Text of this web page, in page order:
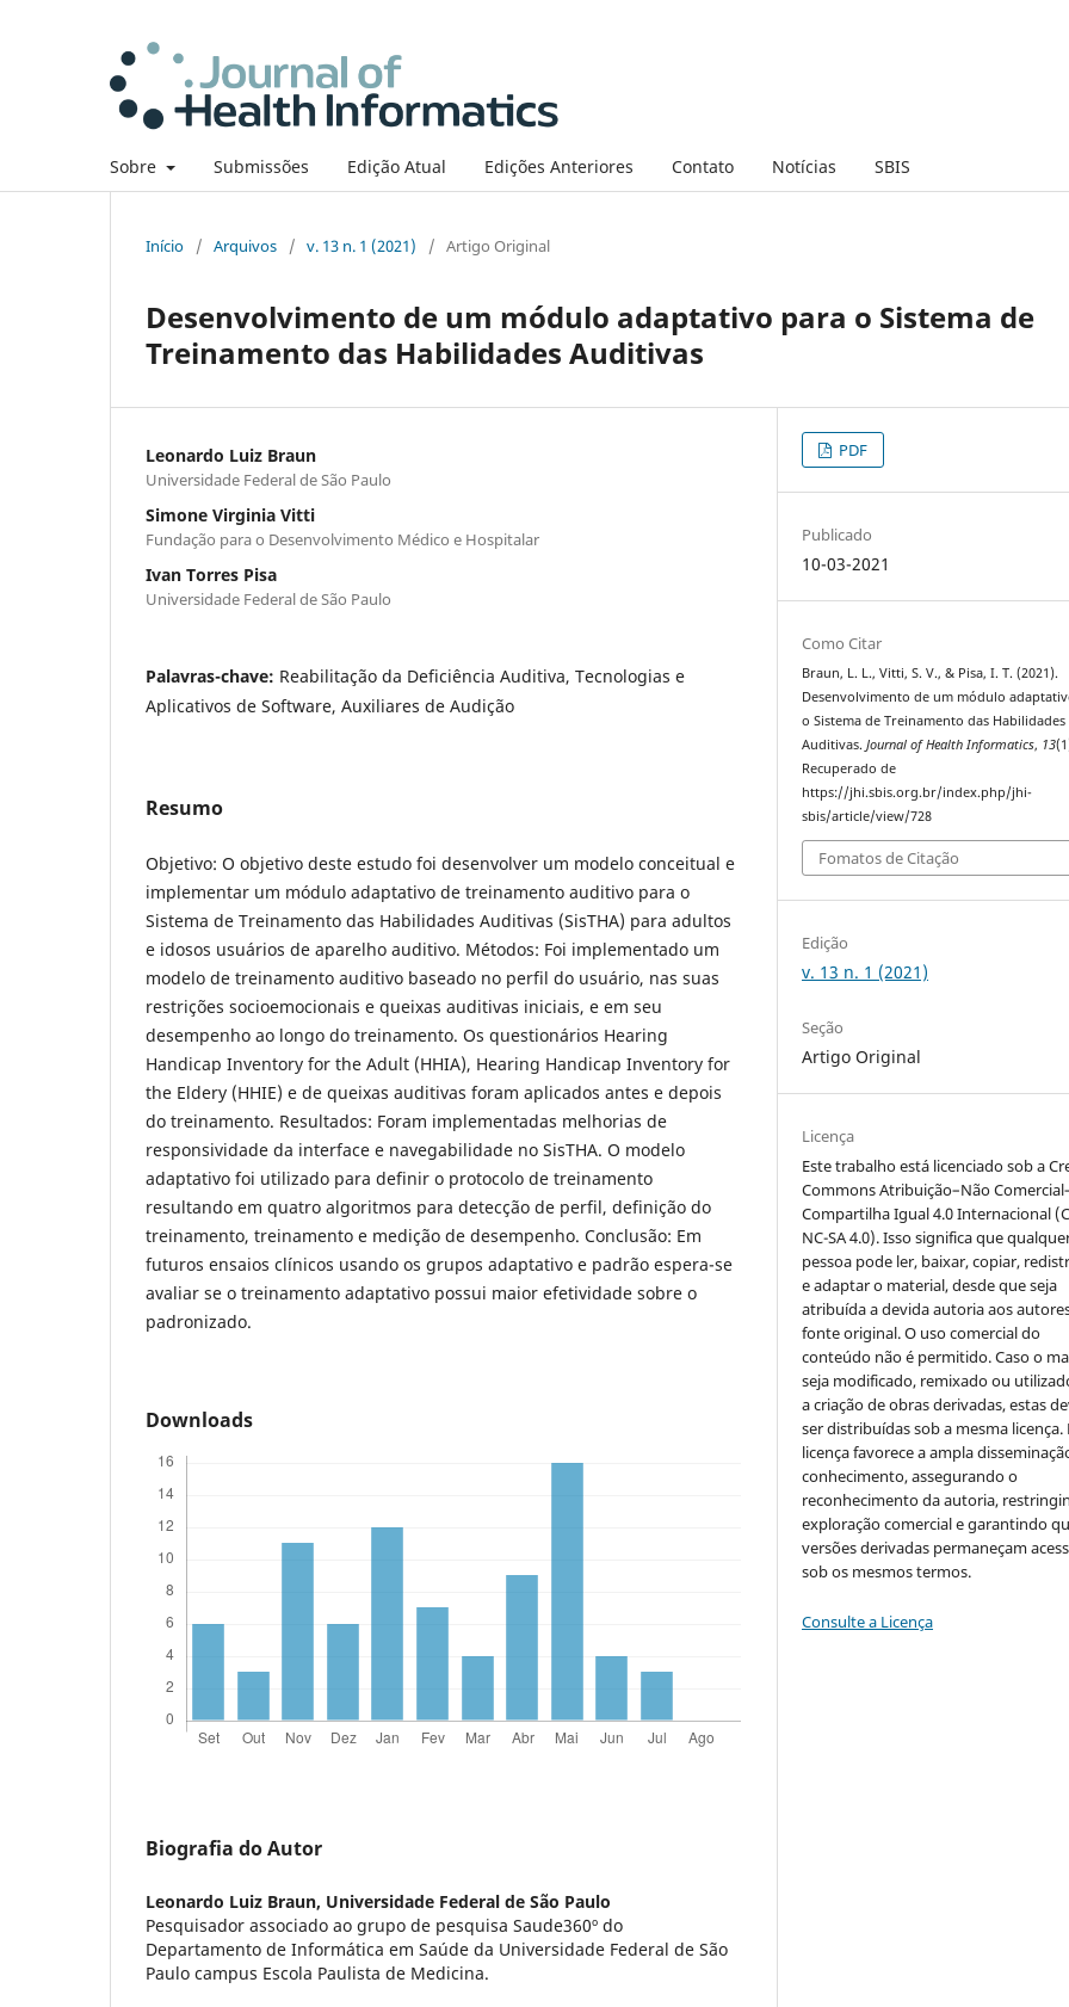
Sobre Submissões Edição Atual Edições Anteriores Contato Notícias SBIS
Início / Arquivos / v. 13 n. 1 (2021) / Artigo Original
Desenvolvimento de um módulo adaptativo para o Sistema de
Treinamento das Habilidades Auditivas
Leonardo Luiz Braun
Universidade Federal de São Paulo
Simone Virginia Vitti
Fundação para o Desenvolvimento Médico e Hospitalar
Ivan Torres Pisa
Universidade Federal de São Paulo
Palavras-chave: Reabilitação da Deficiência Auditiva, Tecnologias e
Aplicativos de Software, Auxiliares de Audição
Resumo
Objetivo: O objetivo deste estudo foi desenvolver um modelo conceitual e
implementar um módulo adaptativo de treinamento auditivo para o
Sistema de Treinamento das Habilidades Auditivas (SisTHA) para adultos
e idosos usuários de aparelho auditivo. Métodos: Foi implementado um
modelo de treinamento auditivo baseado no perfil do usuário, nas suas
restrições socioemocionais e queixas auditivas iniciais, e em seu
desempenho ao longo do treinamento. Os questionários Hearing
Handicap Inventory for the Adult (HHIA), Hearing Handicap Inventory for
the Eldery (HHIE) e de queixas auditivas foram aplicados antes e depois
do treinamento. Resultados: Foram implementadas melhorias de
responsividade da interface e navegabilidade no SisTHA. O modelo
adaptativo foi utilizado para definir o protocolo de treinamento
resultando em quatro algoritmos para detecção de perfil, definição do
treinamento, treinamento e medição de desempenho. Conclusão: Em
futuros ensaios clínicos usando os grupos adaptativo e padrão espera-se
avaliar se o treinamento adaptativo possui maior efetividade sobre o
padronizado.
Downloads
Biografia do Autor
Leonardo Luiz Braun, Universidade Federal de São Paulo
Pesquisador associado ao grupo de pesquisa Saude360º do
Departamento de Informática em Saúde da Universidade Federal de São
Paulo campus Escola Paulista de Medicina.
PDF
Publicado
10-03-2021
Como Citar
Braun, L. L., Vitti, S. V., & Pisa, I. T. (2021).
Desenvolvimento de um módulo
o Sistema de Treinamento das Habilidades
Auditivas.Journal of Health Informatics, 13
Recuperado de
https://jhi.sbis.org.br/index.php/jhi-
sbis/article/view/728
Fomatos de Citação
Edição
v. 13 n. 1 (2021)
Seção
Artigo Original
Licença
Este trabalho está licenciado sob a
Commons Atribuição–Não
Compartilha Igual 4.0 Internacional
NC-SA 4.0). Isso significa que
pessoa pode ler, baixar, copiar,
e adaptar o material, desde que seja
atribuída a devida autoria aos
fonte original. O uso comercial do
conteúdo não é permitido. Caso o
seja modificado, remixado ou
a criação de obras derivadas, estas
ser distribuídas sob a mesma licença.
licença favorece a ampla
conhecimento, assegurando o
reconhecimento da autoria,
exploração comercial e garantindo
versões derivadas permaneçam
sob os mesmos termos.
Consulte a Licença